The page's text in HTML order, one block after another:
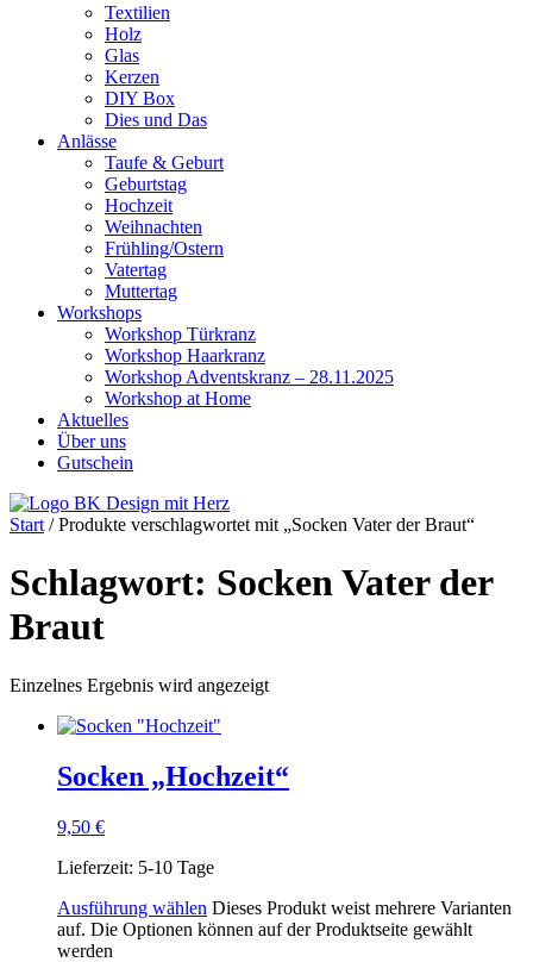
Textilien
Holz
Glas
Kerzen
DIY Box
Dies und Das
Anlässe
Taufe & Geburt
Geburtstag
Hochzeit
Weihnachten
Frühling/Ostern
Vatertag
Muttertag
Workshops
Workshop Türkranz
Workshop Haarkranz
Workshop Adventskranz – 28.11.2025
Workshop at Home
Aktuelles
Über uns
Gutschein
Start / Produkte verschlagwortet mit „Socken Vater der Braut“
Schlagwort: Socken Vater der
Braut
Einzelnes Ergebnis wird angezeigt
Socken „Hochzeit“
9,50 €
Lieferzeit: 5-10 Tage
Ausführung wählen Dieses Produkt weist mehrere Varianten
auf. Die Optionen können auf der Produktseite gewählt
werden